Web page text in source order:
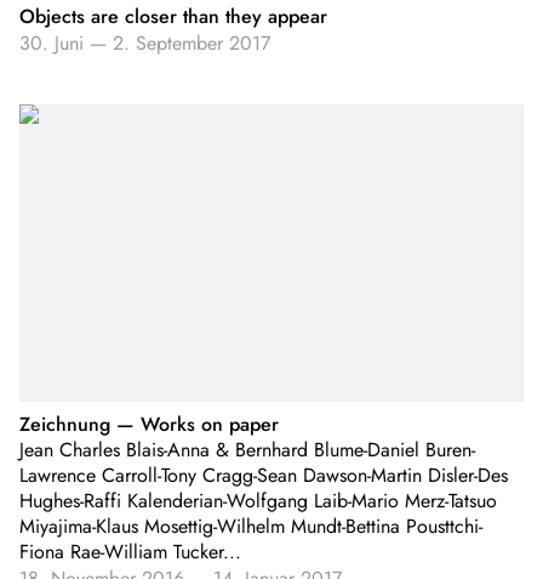
Objects are closer than they appear
30. Juni — 2. September 2017
Zeichnung — Works on paper
Jean Charles Blais-Anna & Bernhard Blume-Daniel Buren-
Lawrence Carroll-Tony Cragg-Sean Dawson-Martin Disler-Des
Hughes-Raffi Kalenderian-Wolfgang Laib-Mario Merz-Tatsuo
Miyajima-Klaus Mosettig-Wilhelm Mundt-Bettina Pousttchi-
Fiona Rae-William Tucker...